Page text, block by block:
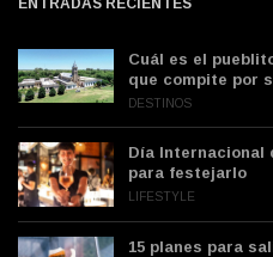
ENTRADAS RECIENTES
Cuál es el
que compite por
DESTINOS
Día Internacional
para festejarlo
LIFESTYLE
15 planes para